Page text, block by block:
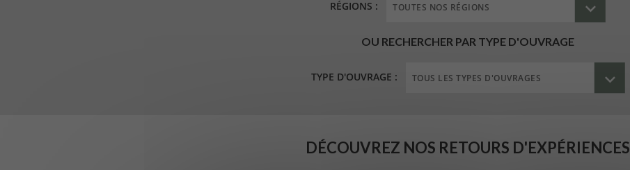
RÉGIONS :
OU RECHERCHER PAR TYPE D'OUVRAGE
TYPE D'OUVRAGE :
DÉCOUVREZ NOS RETOURS D'EXPÉRIENCES